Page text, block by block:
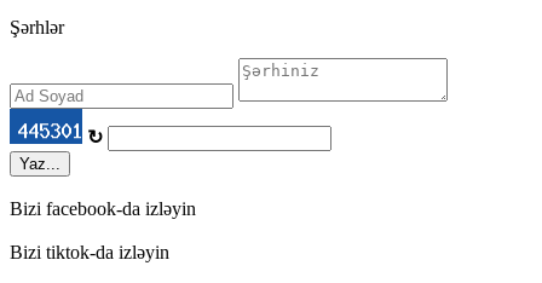
Şərhlər
↻
Yaz...
Bizi facebook-da izləyin
Bizi tiktok-da izləyin